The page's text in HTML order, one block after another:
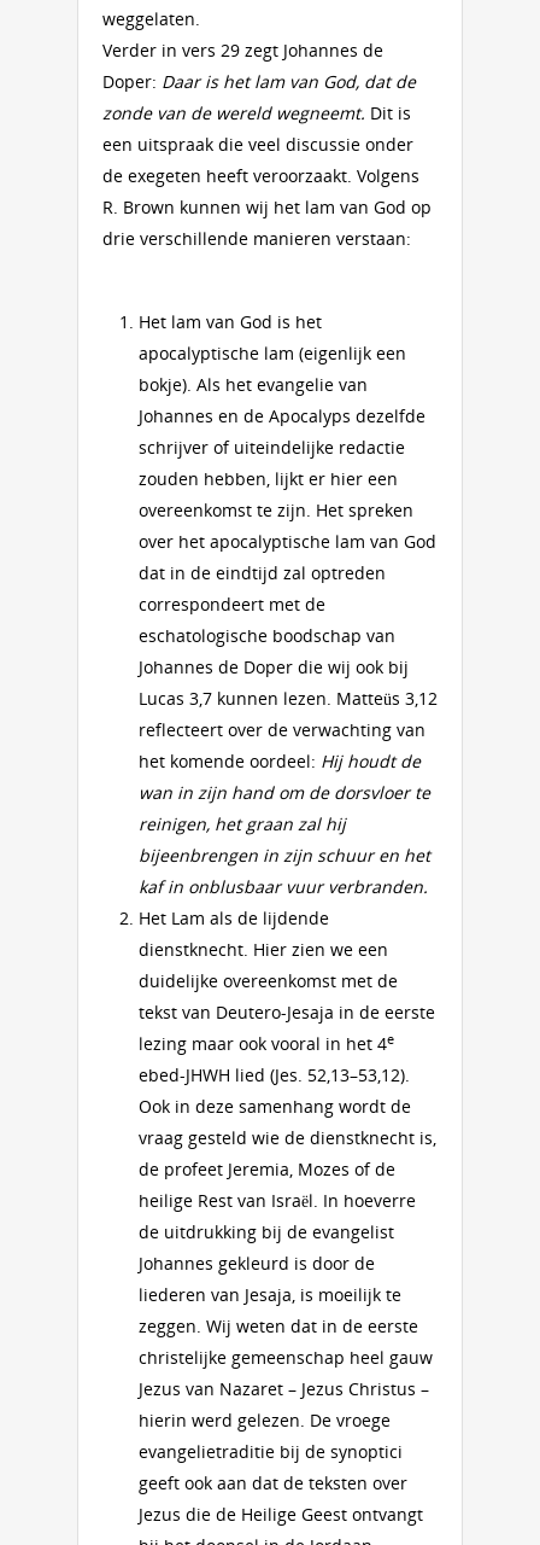
weggelaten.
Verder in vers 29 zegt Johannes de
Doper: Daar is het lam van God, dat de
zonde van de wereld wegneemt. Dit is
een uitspraak die veel discussie onder
de exegeten heeft veroorzaakt. Volgens
R. Brown kunnen wij het lam van God op
drie verschillende manieren verstaan:
Het lam van God is het
apocalyptische lam (eigenlijk een
bokje). Als het evangelie van
Johannes en de Apocalyps dezelfde
schrijver of uiteindelijke redactie
zouden hebben, lijkt er hier een
overeenkomst te zijn. Het spreken
over het apocalyptische lam van God
dat in de eindtijd zal optreden
correspondeert met de
eschatologische boodschap van
Johannes de Doper die wij ook bij
Lucas 3,7 kunnen lezen. Matteüs 3,12
reflecteert over de verwachting van
het komende oordeel: Hij houdt de
wan in zijn hand om de dorsvloer te
reinigen, het graan zal hij
bijeenbrengen in zijn schuur en het
kaf in onblusbaar vuur verbranden.
Het Lam als de lijdende
dienstknecht. Hier zien we een
duidelijke overeenkomst met de
tekst van Deutero-Jesaja in de eerste
lezing maar ook vooral in het 4e
ebed-JHWH lied (Jes. 52,13–53,12).
Ook in deze samenhang wordt de
vraag gesteld wie de dienstknecht is,
de profeet Jeremia, Mozes of de
heilige Rest van Israël. In hoeverre
de uitdrukking bij de evangelist
Johannes gekleurd is door de
liederen van Jesaja, is moeilijk te
zeggen. Wij weten dat in de eerste
christelijke gemeenschap heel gauw
Jezus van Nazaret – Jezus Christus –
hierin werd gelezen. De vroege
evangelietraditie bij de synoptici
geeft ook aan dat de teksten over
Jezus die de Heilige Geest ontvangt